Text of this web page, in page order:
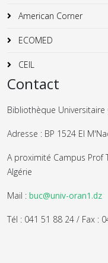
American Corner
ECOMED
CEIL
Contact
Bibliothèque Universitaire
Adresse : BP 1524 El
A proximité Campus Prof
Algérie
Mail : buc@univ-oran1.dz
Tél : 041 51 88 24 / Fax :